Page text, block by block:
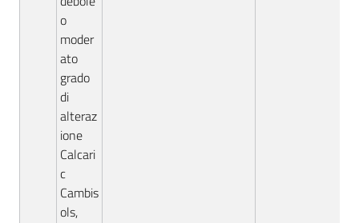
o
moder
ato
grado
di
alteraz
ione
Calcari
c
Cambis
ols,